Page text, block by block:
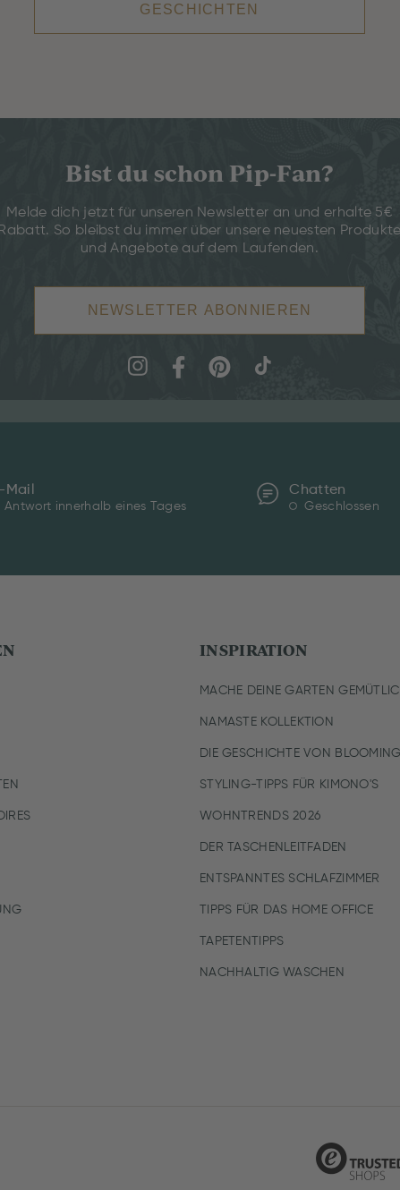
GESCHICHTEN
Bist du schon Pip-Fan?
Melde dich jetzt für unseren Newsletter an und erhalte 5€
So bleibst du immer über unsere neuesten
und Angebote auf dem Laufenden.
NEWSLETTER ABONNIEREN
Mail
Antwort innerhalb eines Tages
Chatten
Geschlossen
INSPIRATION
MACHE DEINE GARTEN
NAMASTE KOLLEKTION
DIE GESCHICHTE VON
STYLING-TIPPS FÜR KIMONO'S
WOHNTRENDS 2026
DER TASCHENLEITFADEN
ENTSPANNTES SCHLAFZIMMER
TIPPS FÜR DAS HOME OFFICE
TAPETENTIPPS
NACHHALTIG WASCHEN